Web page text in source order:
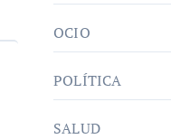
OCIO
POLÍTICA
SALUD